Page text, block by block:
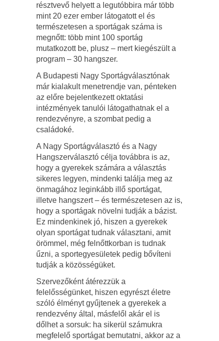
résztvevő helyett a legutóbbira már több
mint 20 ezer ember látogatott el és
természetesen a sportágak száma is
megnőtt: több mint 100 sportág
mutatkozott be, plusz – mert kiegészült a
program – 30 hangszer.
A Budapesti Nagy Sportágválasztónak
már kialakult menetrendje van, pénteken
az előre bejelentkezett oktatási
intézmények tanulói látogathatnak el a
rendezvényre, a szombat pedig a
családoké.
A Nagy Sportágválasztó és a Nagy
Hangszerválasztó célja továbbra is az,
hogy a gyerekek számára a választás
sikeres legyen, mindenki találja meg az
önmagához leginkább illő sportágat,
illetve hangszert – és természetesen az is,
hogy a sportágak növelni tudják a bázist.
Ez mindenkinek jó, hiszen a gyerekek
olyan sportágat tudnak választani, amit
örömmel, még felnőttkorban is tudnak
űzni, a sportegyesületek pedig bővíteni
tudják a közösségüket.
Szervezőként átérezzük a
felelősségünket, hiszen egyrészt életre
szóló élményt gyűjtenek a gyerekek a
rendezvény által, másfelől akár el is
dőlhet a sorsuk: ha sikerül számukra
megfelelő sportágat bemutatni, akkor az a